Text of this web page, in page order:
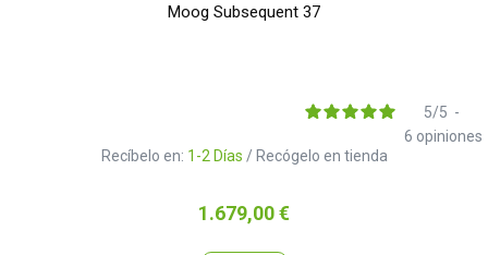
Moog Subsequent 37
Recíbelo en: 1-2 Días / Recógelo en tienda
5/5 -
6 opiniones
Precio
1.679,00 €